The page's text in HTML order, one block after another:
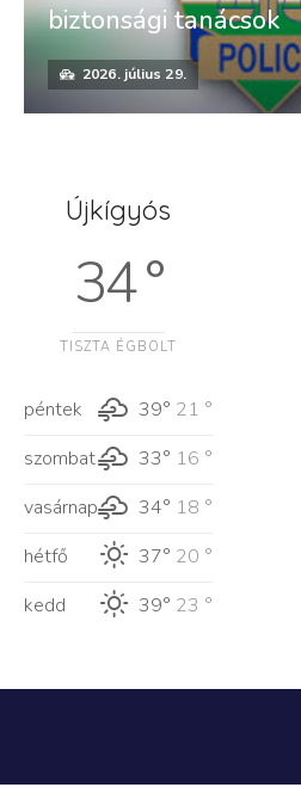
biztonsági tanácsok
2026. július 29.
Újkígyós
34 °
TISZTA ÉGBOLT
péntek 39° 21 °
szombat
33° 16 °
vasárnap
34° 18 °
hétfő
37° 20 °
kedd
39° 23 °